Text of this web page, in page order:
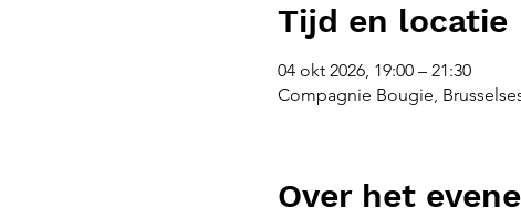
Tijd en locatie
04 okt 2026, 19:00 – 21:30
Compagnie Bougie,
Over het